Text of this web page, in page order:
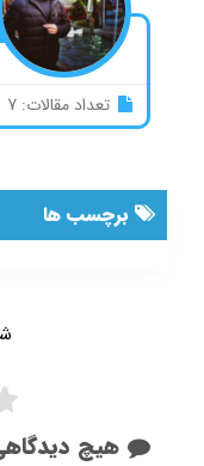
برچسب ها
تعداد مقالات: 7
هیچ